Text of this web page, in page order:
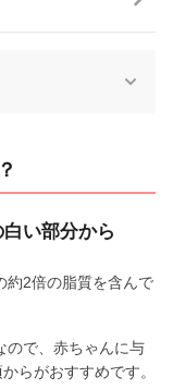
い部分から
約2倍の脂質を含んで
ので、赤ちゃんに与
らがおすすめです。